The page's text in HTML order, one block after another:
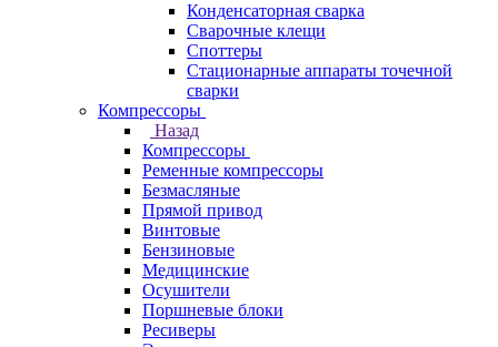
Конденсаторная сварка
Сварочные клещи
Споттеры
Стационарные аппараты точечной
сварки
Компрессоры
Назад
Компрессоры
Ременные компрессоры
Безмасляные
Прямой привод
Винтовые
Бензиновые
Медицинские
Осушители
Поршневые блоки
Ресиверы